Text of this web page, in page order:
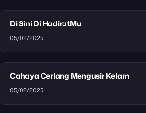
Di Sini Di HadiratMu
05/02/2025
Cahaya Cerlang Mengusir Kelam
05/02/2025